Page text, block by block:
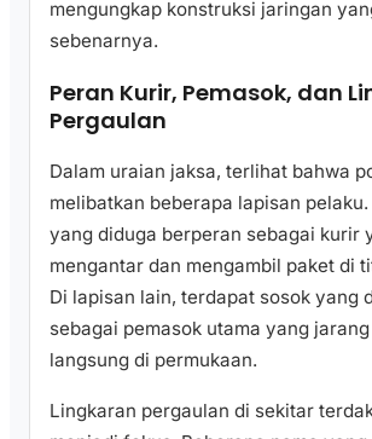
mengungkap konstruksi jaringan
sebenarnya.
Peran Kurir, Pemasok, dan
Pergaulan
Dalam uraian jaksa, terlihat bahwa
melibatkan beberapa lapisan
yang diduga berperan sebagai kurir
mengantar dan mengambil paket di
Di lapisan lain, terdapat sosok yang
sebagai pemasok utama yang
langsung di permukaan.
Lingkaran pergaulan di sekitar